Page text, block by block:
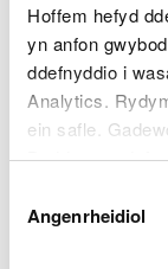
Hoffem hefyd
yn anfon
ddefnyddio i
Analytics.
ein safle.
Byddwn yn
Gellirdarllen
Caniatâd
Angenrheidiol
Griffiths:
wedi
EU
y